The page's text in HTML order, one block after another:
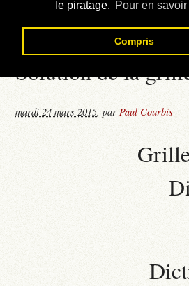
le piratage. Pour en
Compris
Contact
Solution de la
mardi 24 mars 2015,parPaul Courbis